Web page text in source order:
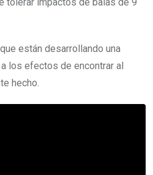
están desarrollando una
los efectos de encontrar al
hecho.